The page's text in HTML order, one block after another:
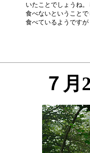
いたことでしょうね
食べないということ
７月